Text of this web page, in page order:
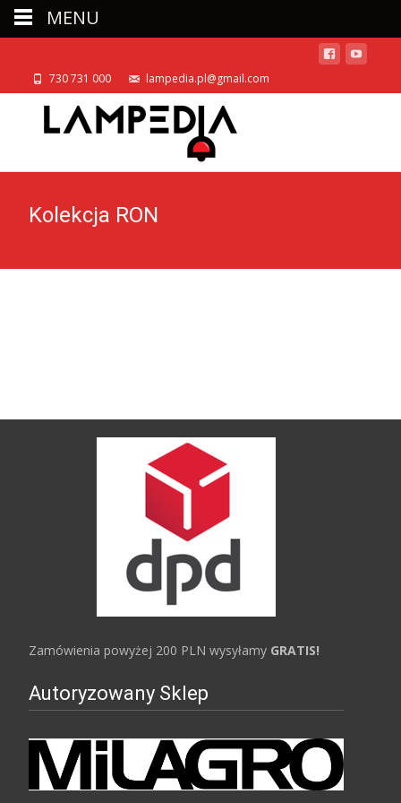
730 731 000 lampedia.pl@gmail.com
Kolekcja RON
Zamówienia powyżej 200 PLN wysyłamy GRATIS!
Autoryzowany Sklep
MENU